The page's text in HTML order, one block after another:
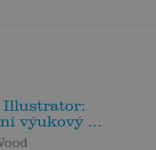
Illustrator:
výukový ...